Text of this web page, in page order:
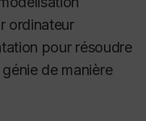
ordinateur
pour résoudre
de manière